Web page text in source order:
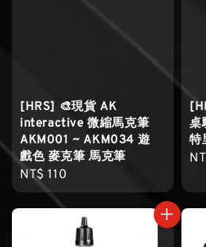
[HRS] 🎨現貨 AK
interactive 微縮馬克筆
AKM001 ~ AKM034 遊
戲色 麥克筆 馬克筆
Regular
price
NT$ 110
桌
特